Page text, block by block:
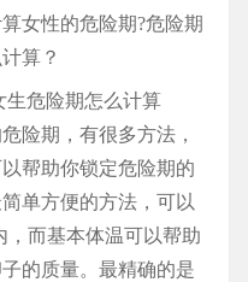
女性的危险期?危险期
算？
期，有很多方法，
帮助你锁定危险期的
单方便的方法，可以
，而基本体温可以帮助
的质量。最精确的是